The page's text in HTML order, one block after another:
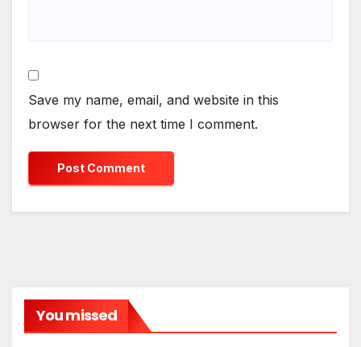
Save my name, email, and website in this
browser for the next time I comment.
You missed